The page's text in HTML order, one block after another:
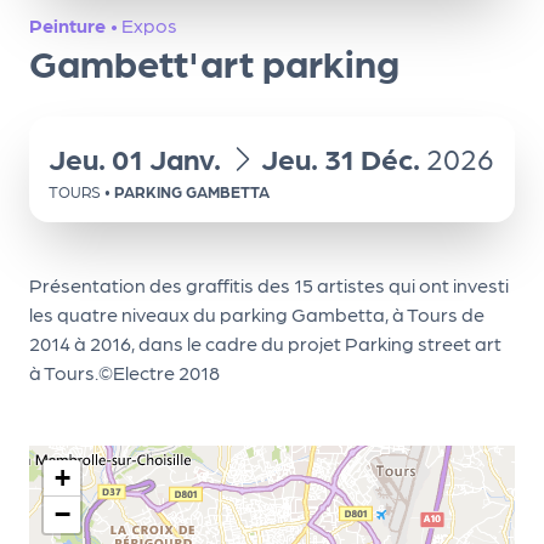
Peinture • Expos
Gambett'art parking
du
Jeu. 01 Janv. au
Jeu. 31 Déc. 2026
TOURS • PARKING GAMBETTA
Présentation des graffitis des 15 artistes qui ont investi
les quatre niveaux du parking Gambetta, à Tours de
2014 à 2016, dans le cadre du projet Parking street art
à Tours.©Electre 2018
+
−
ns
PR
G!
PR
O
G!
Le
Ma
g
Sui
vr
e